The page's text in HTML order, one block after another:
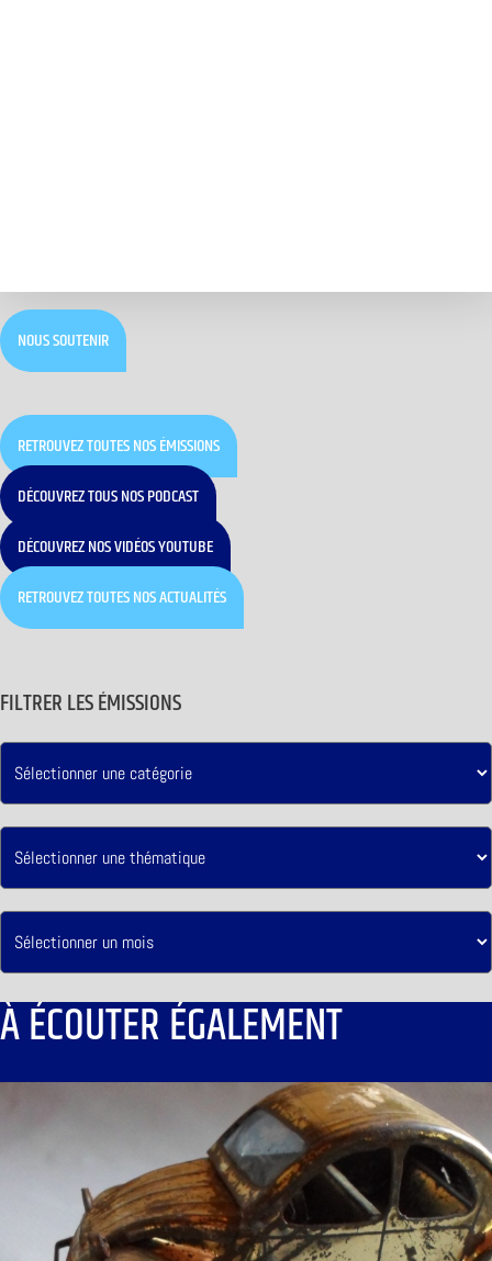
NOUS SOUTENIR
RETROUVEZ TOUTES NOS ÉMISSIONS
DÉCOUVREZ TOUS NOS PODCAST
DÉCOUVREZ NOS VIDÉOS YOUTUBE
RETROUVEZ TOUTES NOS ACTUALITÉS
FILTRER LES ÉMISSIONS
À ÉCOUTER ÉGALEMENT